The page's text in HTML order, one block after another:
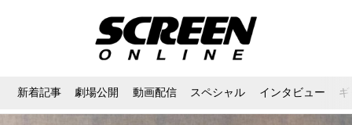
新着記事 劇場公開 動画配信 スペシャル インタビュー